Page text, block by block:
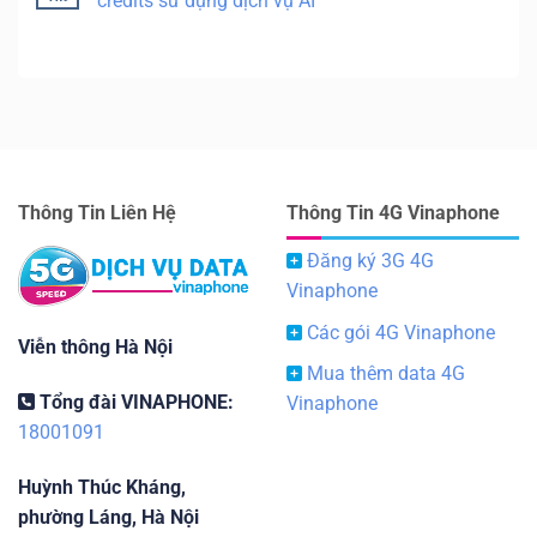
Thông Tin Liên Hệ
Viễn thông Hà Nội
Tổng đài VINAPHONE:
18001091
Huỳnh Thúc Kháng,
phường Láng, Hà Nội
Thông Tin 4G Vinaphone
Đăng ký 3G 4G
Vinaphone
Các gói 4G Vinaphone
Mua thêm data 4G
Vinaphone